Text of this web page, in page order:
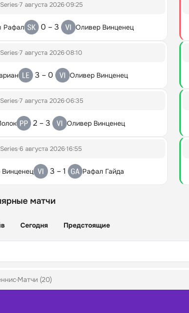
7 августа 202609:25
Рафал 0 – 3 Оливер Винценец
7 августа 202608:10
3 – 0 Оливер Винценец
7 августа 202606:35
2 – 3 Оливер Винценец
6 августа 202616:55
3 – 1 Рафал Гайда
матчи
Сегодня Предстоящие
Матчи (20)